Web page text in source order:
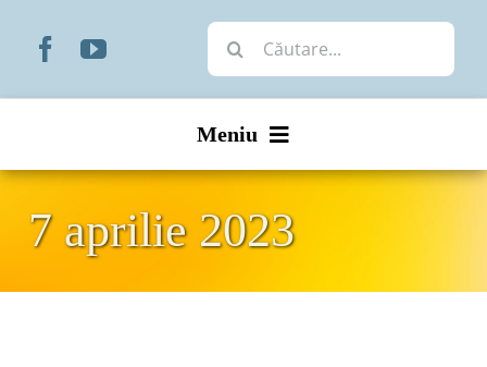
Cautare...
Meniu
Noutăți
7 aprilie 2023